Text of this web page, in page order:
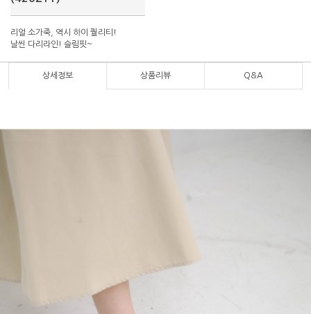
리얼 소가죽, 역시 하이 퀄리티!
날씬 다리라인! 슬림핏~
상세정보 상품리뷰 Q&A